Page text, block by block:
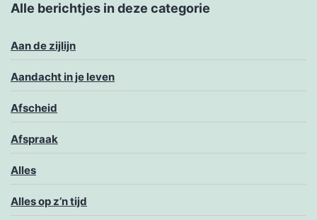
Alle berichtjes in deze categorie
Aan de zijlijn
Aandacht in je leven
Afscheid
Afspraak
Alles
Alles op z’n tijd